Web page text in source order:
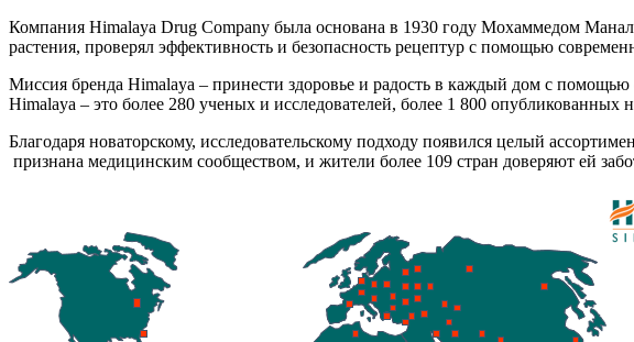
Компания Himalaya Drug Company была основана в 1930 году Мохаммедом
растения, проверял эффективность и безопасность рецептур с помощью
Миссия бренда Himalaya – принести здоровье и радость в каждый дом с
Himalaya – это более 280 ученых и исследователей, более 1 800
Благодаря новаторскому, исследовательскому подходу появился целый
признана медицинским сообществом, и жители более 109 стран доверяют ей